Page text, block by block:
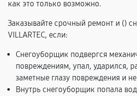
как это только возможно.
Заказывайте срочный ремонт и ()
VILLARTEC, если:
Снегоуборщик подвергся
повреждениям, упал, ударился,
заметные глазу повреждения и
Внутрь снегоуборщик попала